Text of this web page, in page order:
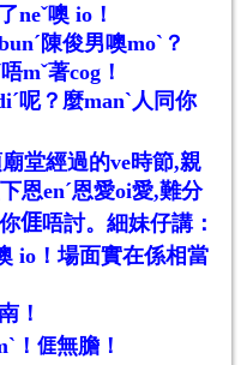
neˇ噢 io！
陳俊男噢moˋ？
mˇ著cog！
呢？麼manˋ人同你
堂經過的ve時節,親
恩enˊ恩愛oi愛,難分
𠊎唔討。細妹仔講：
io！場面實在係相當
！
！ 𠊎無膽！